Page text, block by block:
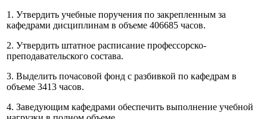
1. Утвердить учебные поручения по закрепленным за
кафедрами дисциплинам в объеме 406685 часов.
2. Утвердить штатное расписание профессорско-
преподавательского состава.
3. Выделить почасовой фонд с разбивкой по кафедрам в
объеме 3413 часов.
4. Заведующим кафедрами обеспечить выполнение учебной